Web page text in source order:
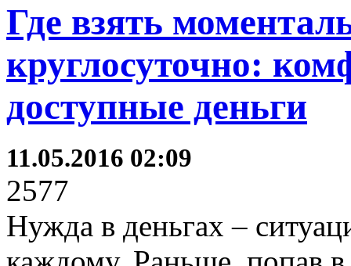
Где взять
круглосуточно:
доступные деньги
11.05.2016 02:09
2577
Нужда в деньгах –